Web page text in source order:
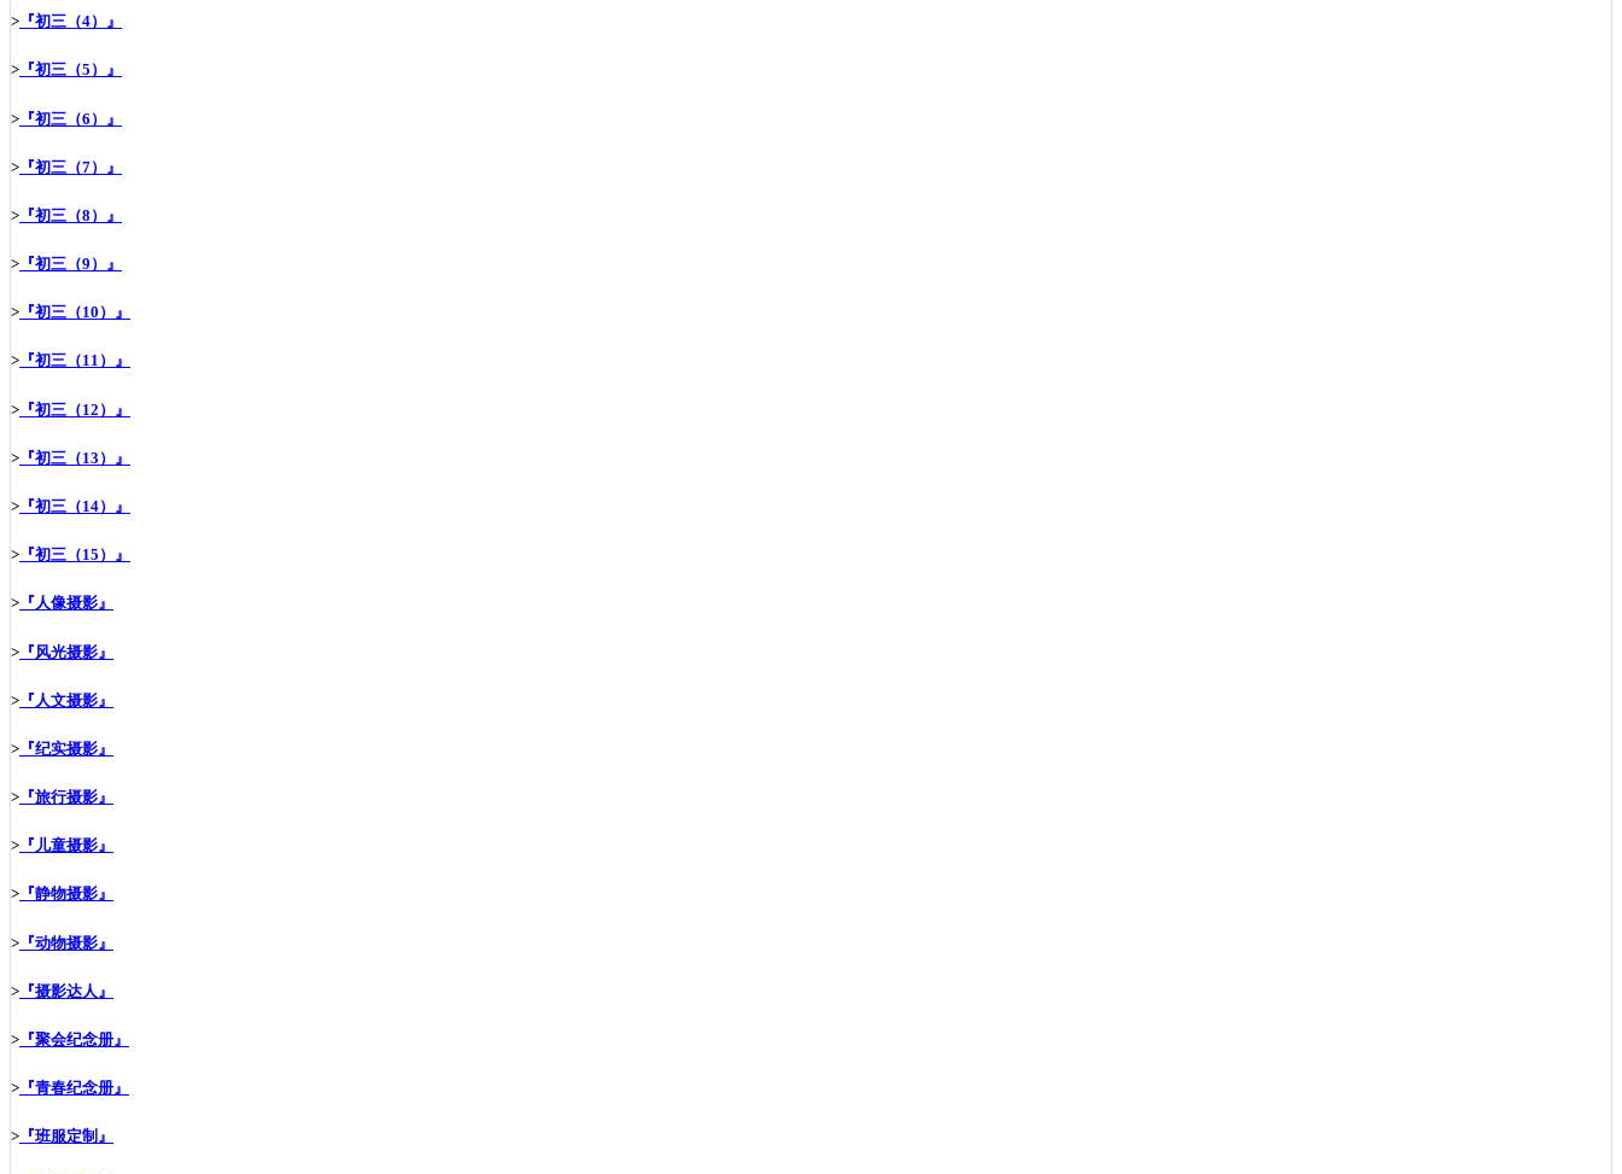
> 『初三（4）』
> 『初三（5）』
> 『初三（6）』
> 『初三（7）』
> 『初三（8）』
> 『初三（9）』
> 『初三（10）』
> 『初三（11）』
> 『初三（12）』
> 『初三（13）』
> 『初三（14）』
> 『初三（15）』
> 『人像摄影』
> 『风光摄影』
> 『人文摄影』
> 『纪实摄影』
> 『旅行摄影』
> 『儿童摄影』
> 『静物摄影』
> 『动物摄影』
> 『摄影达人』
> 『聚会纪念册』
> 『青春纪念册』
> 『班服定制』